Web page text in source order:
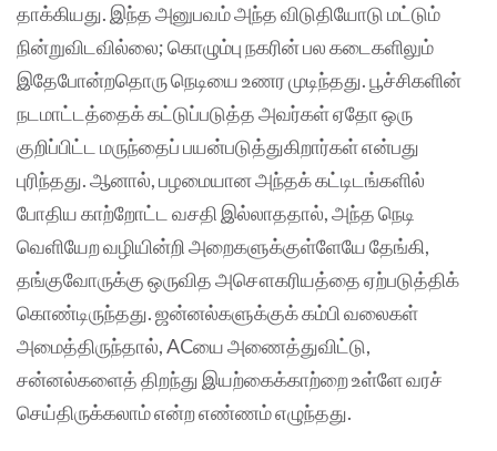
தாக்கியது. இந்த அனுபவம் அந்த விடுதியோடு மட்டும்
நின்றுவிடவில்லை; கொழும்பு நகரின் பல கடைகளிலும்
இதேபோன்றதொரு நெடியை உணர முடிந்தது. பூச்சிகளின்
நடமாட்டத்தைக் கட்டுப்படுத்த அவர்கள் ஏதோ ஒரு
குறிப்பிட்ட மருந்தைப் பயன்படுத்துகிறார்கள் என்பது
புரிந்தது. ஆனால், பழமையான அந்தக் கட்டிடங்களில்
போதிய காற்றோட்ட வசதி இல்லாததால், அந்த நெடி
வெளியேற வழியின்றி அறைகளுக்குள்ளேயே தேங்கி,
தங்குவோருக்கு ஒருவித அசௌகரியத்தை ஏற்படுத்திக்
கொண்டிருந்தது. ஜன்னல்களுக்குக் கம்பி வலைகள்
அமைத்திருந்தால், ACயை அணைத்துவிட்டு,
சன்னல்களைத் திறந்து இயற்கைக்காற்றை உள்ளே வரச்
செய்திருக்கலாம் என்ற எண்ணம் எழுந்தது.